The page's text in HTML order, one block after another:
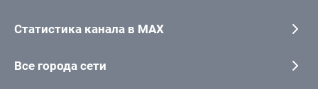
Статистика канала в MAX
Все города сети